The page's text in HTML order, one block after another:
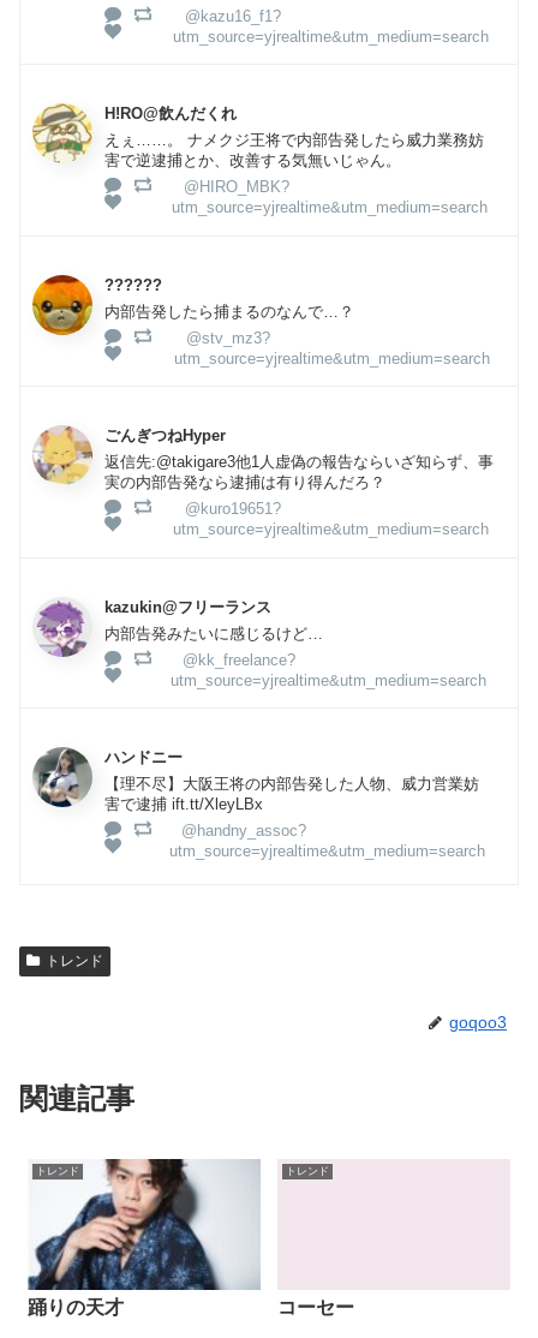
@kazu16_f1?
utm_source=yjrealtime&utm_medium=search
H!RO@飲んだくれ
えぇ……。 ナメクジ王将で内部告発したら威力業務妨
害で逆逮捕とか、改善する気無いじゃん。
@HIRO_MBK?
utm_source=yjrealtime&utm_medium=search
??????
内部告発したら捕まるのなんで…？
@stv_mz3?
utm_source=yjrealtime&utm_medium=search
ごんぎつねHyper
返信先:@takigare3他1人虚偽の報告ならいざ知らず、事
実の内部告発なら逮捕は有り得んだろ？
@kuro19651?
utm_source=yjrealtime&utm_medium=search
kazukin@フリーランス
内部告発みたいに感じるけど…
@kk_freelance?
utm_source=yjrealtime&utm_medium=search
ハンドニー
【理不尽】大阪王将の内部告発した人物、威力営業妨
害で逮捕 ift.tt/XleyLBx
@handny_assoc?
utm_source=yjrealtime&utm_medium=search
トレンド
goqoo3
関連記事
トレンド
踊りの天才
トレンド
コーセー